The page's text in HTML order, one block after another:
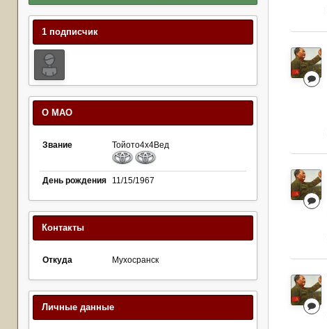
1 подписчик
О МАО
Звание Тойото4х4Вед
День рождения 11/15/1967
Контакты
Откуда Мухосранск
Личные данные